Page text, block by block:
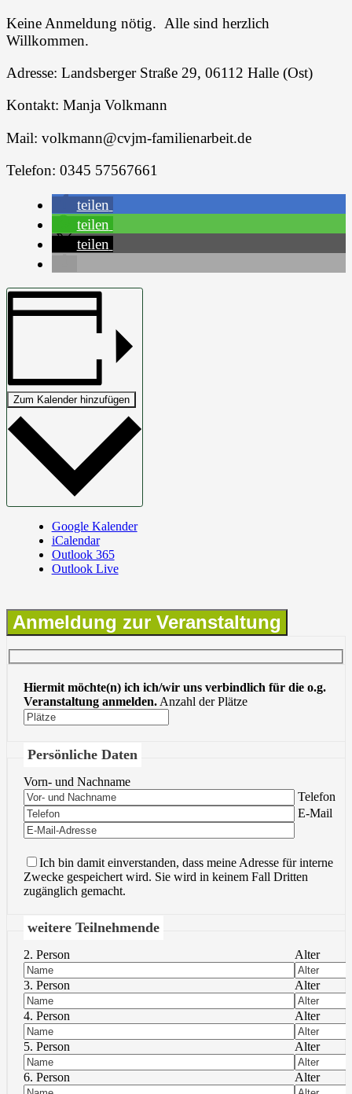
Keine Anmeldung nötig. Alle sind herzlich
Willkommen.
Adresse: Landsberger Straße 29, 06112 Halle (Ost)
Kontakt: Manja Volkmann
Mail: volkmann@cvjm-familienarbeit.de
Telefon: 0345 57567661
teilen
teilen
teilen
Zum Kalender hinzufügen
Google Kalender
iCalendar
Outlook 365
Outlook Live
Anmeldung zur Veranstaltung
Hiermit möchte(n) ich ich/wir uns verbindlich für die o.g.
Veranstaltung anmelden. Anzahl der Plätze
Persönliche Daten
Vorn- und Nachname
Bitte lasse
Telefon
Bitte lasse
E-Mail
Ich bin damit einverstanden, dass meine Adresse für interne
Zwecke gespeichert wird. Sie wird in keinem Fall Dritten
zugänglich gemacht.
weitere Teilnehmende
2. Person Alter
3. Person Alter
4. Person Alter
5. Person Alter
6. Person Alter